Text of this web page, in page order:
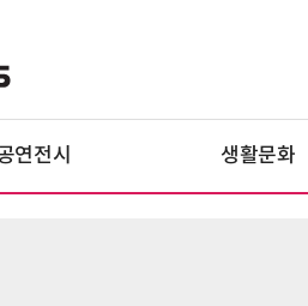
연전시 생활문화